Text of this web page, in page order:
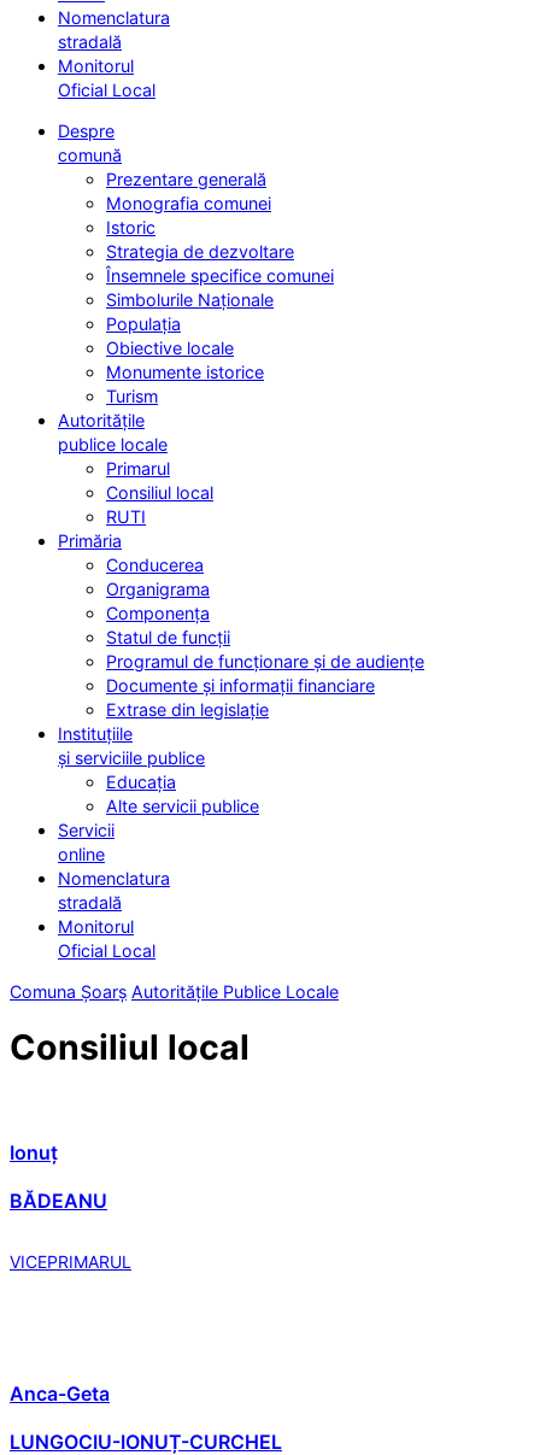
Nomenclatura
stradală
Monitorul
Oficial Local
Despre
comună
Prezentare generală
Monografia comunei
Istoric
Strategia de dezvoltare
Însemnele specifice comunei
Simbolurile Naționale
Populația
Obiective locale
Monumente istorice
Turism
Autoritățile
publice locale
Primarul
Consiliul local
RUTI
Primăria
Conducerea
Organigrama
Componența
Statul de funcții
Programul de funcționare și de audiențe
Documente și informații financiare
Extrase din legislație
Instituțiile
și serviciile publice
Educația
Alte servicii publice
Servicii
online
Nomenclatura
stradală
Monitorul
Oficial Local
Comuna Șoarș Autoritățile Publice Locale
Consiliul local
Ionuț
BĂDEANU
VICEPRIMARUL
Anca-Geta
LUNGOCIU-IONUȚ-CURCHEL